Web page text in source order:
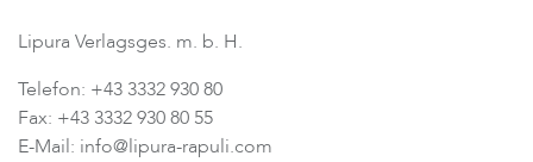
Lipura Verlagsges. m. b. H.
Telefon: +43 3332 930 80
Fax: +43 3332 930 80 55
E-Mail: info@lipura-rapuli.com